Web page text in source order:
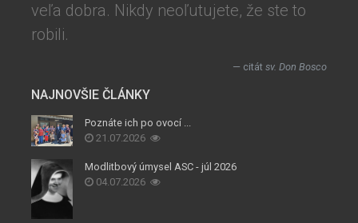
veľa dobra. Nikdy neoľutujete, že ste to
robili.
citát sv. Don Bosco
NAJNOVŠIE ČLÁNKY
Poznáte ich po ovocí ...
21.07.2026
Modlitbový úmysel ASC - júl 2026
04.07.2026